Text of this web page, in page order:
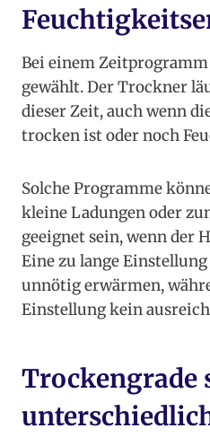
Bei einem
gewählt. Der Trockner
dieser Zeit, auch wenn
trocken ist oder noch
Solche Programme
kleine Ladungen oder
geeignet sein, wenn der
Eine zu lange
unnötig erwärmen,
Einstellung kein
Trockengrade